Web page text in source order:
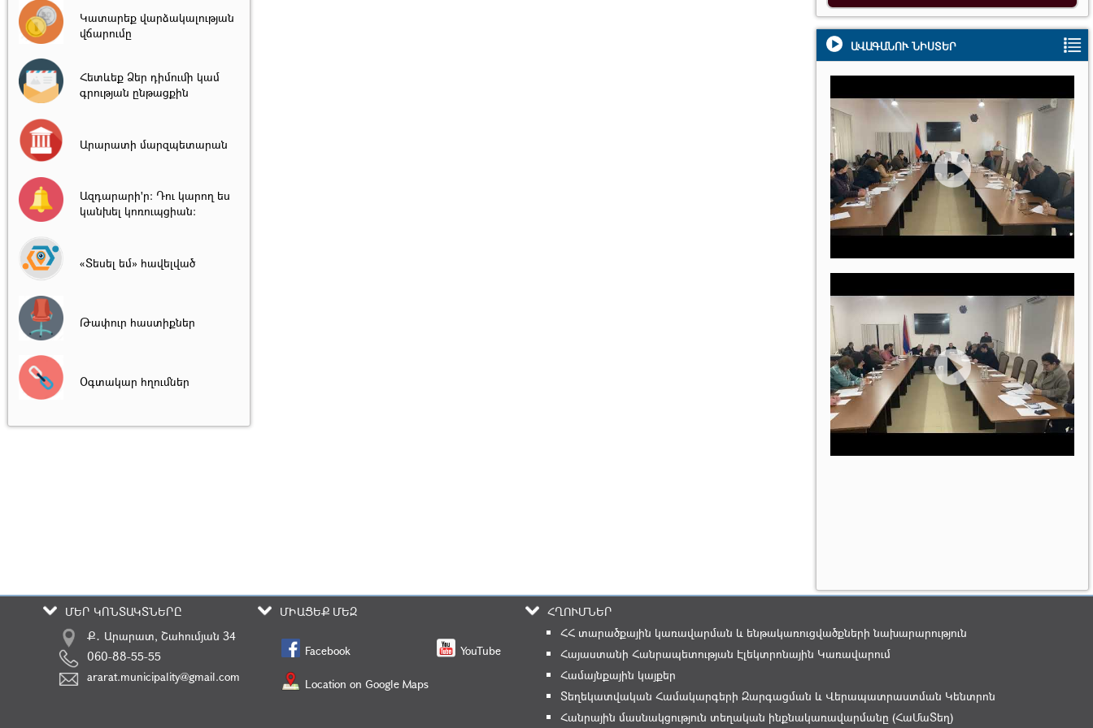
Կատարեք վարձակալության
վճարումը
Հետևեք Ձեր դիմումի կամ
գրության ընթացքին
Արարատի մարզպետարան
Ազդարարի'ր: Դու կարող ես
կանխել կոռուպցիան:
«Տեսել եմ» հավելված
Թափուր հաստիքներ
Օգտակար հղումներ
ԱՎԱԳԱՆՈՒ ՆԻՍՏԵՐ
ՄԵՐ ԿՈՆՏԱԿՏՆԵՐԸ ՄԻԱՑԵՔ ՄԵԶ
ՀՂՈՒՄՆԵՐ
Ք․ Արարատ, Շահումյան 34
060-88-55-55
ararat.municipality@gmail.com
Facebook
Location on Google Maps
YouTube
ՀՀ տարածքային կառավարման և ենթակառուցվածքների նախարարություն
Հայաստանի Հանրապետության Էլեկտրոնային Կառավարում
Համայնքային կայքեր
Տեղեկատվական Համակարգերի Զարգացման և Վերապատրաստման Կենտրոն
Հանրային մասնակցություն տեղական ինքնակառավարմանը (ՀաՄաՏեղ)